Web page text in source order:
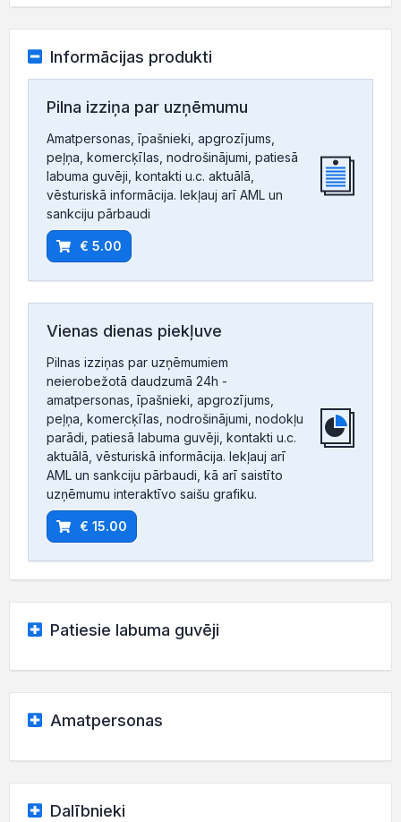
Informācijas produkti
Pilna izziņa par uzņēmumu
Amatpersonas, īpašnieki, apgrozījums,
peļņa, komercķīlas, nodrošinājumi, patiesā
labuma guvēji, kontakti u.c. aktuālā,
vēsturiskā informācija. Iekļauj arī AML un
sankciju pārbaudi
€ 5.00
Vienas dienas piekļuve
Pilnas izziņas par uzņēmumiem
neierobežotā daudzumā 24h -
amatpersonas, īpašnieki, apgrozījums,
peļņa, komercķīlas, nodrošinājumi, nodokļu
parādi, patiesā labuma guvēji, kontakti u.c.
aktuālā, vēsturiskā informācija. Iekļauj arī
AML un sankciju pārbaudi, kā arī saistīto
uzņēmumu interaktīvo saišu grafiku.
€ 15.00
Patiesie labuma guvēji
Amatpersonas
Dalībnieki